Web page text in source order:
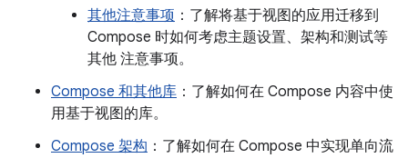
其他注意事项 ：了解将基于视图的应用迁移到
Compose 时如何考虑主题设置、架构和测试等
其他 注意事项。
Compose 和其他库 ：了解如何在 Compose 内容中使
用基于视图的库。
Compose 架构 ：了解如何在 Compose 中实现单向流